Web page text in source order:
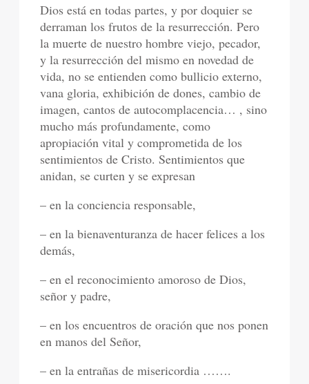
Dios está en todas partes, y por doquier se
derraman los frutos de la resurrección. Pero
la muerte de nuestro hombre viejo, pecador,
y la resurrección del mismo en novedad de
vida, no se entienden como bullicio externo,
vana gloria, exhibición de dones, cambio de
imagen, cantos de autocomplacencia… , sino
mucho más profundamente, como
apropiación vital y comprometida de los
sentimientos de Cristo. Sentimientos que
anidan, se curten y se expresan
– en la conciencia responsable,
– en la bienaventuranza de hacer felices a los
demás,
– en el reconocimiento amoroso de Dios,
señor y padre,
– en los encuentros de oración que nos ponen
en manos del Señor,
– en la entrañas de misericordia …….